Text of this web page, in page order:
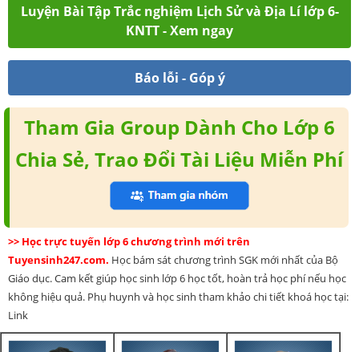
Luyện Bài Tập Trắc nghiệm Lịch Sử và Địa Lí lớp 6-
KNTT - Xem ngay
Báo lỗi - Góp ý
Tham Gia Group Dành Cho Lớp 6
Chia Sẻ, Trao Đổi Tài Liệu Miễn Phí
>> Học trực tuyến lớp 6 chương trình mới trên
Tuyensinh247.com. Học bám sát chương trình SGK mới nhất của Bộ
Giáo dục. Cam kết giúp học sinh lớp 6 học tốt, hoàn trả học phí nếu học
không hiệu quả. Phụ huynh và học sinh tham khảo chi tiết khoá học tại:
Link